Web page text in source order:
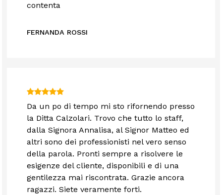
contenta
FERNANDA ROSSI
Da un po di tempo mi sto rifornendo presso
la Ditta Calzolari. Trovo che tutto lo staff,
dalla Signora Annalisa, al Signor Matteo ed
altri sono dei professionisti nel vero senso
della parola. Pronti sempre a risolvere le
esigenze del cliente, disponibili e di una
gentilezza mai riscontrata. Grazie ancora
ragazzi. Siete veramente forti.